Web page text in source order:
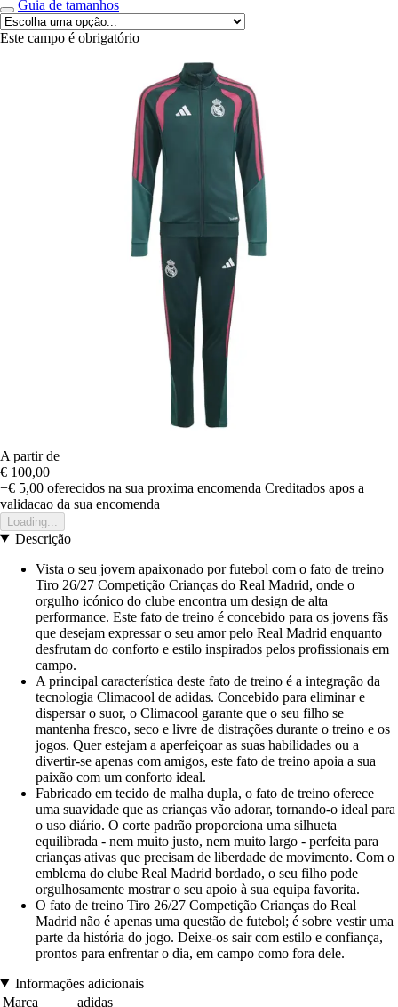
Guia de tamanhos
Este campo é obrigatório
A partir de
€ 100,00
+€ 5,00 oferecidos na sua proxima encomenda Creditados apos a
validacao da sua encomenda
Loading...
Descrição
Vista o seu jovem apaixonado por futebol com o fato de treino
Tiro 26/27 Competição Crianças do Real Madrid, onde o
orgulho icónico do clube encontra um design de alta
performance. Este fato de treino é concebido para os jovens fãs
que desejam expressar o seu amor pelo Real Madrid enquanto
desfrutam do conforto e estilo inspirados pelos profissionais em
campo.
A principal característica deste fato de treino é a integração da
tecnologia Climacool de adidas. Concebido para eliminar e
dispersar o suor, o Climacool garante que o seu filho se
mantenha fresco, seco e livre de distrações durante o treino e os
jogos. Quer estejam a aperfeiçoar as suas habilidades ou a
divertir-se apenas com amigos, este fato de treino apoia a sua
paixão com um conforto ideal.
Fabricado em tecido de malha dupla, o fato de treino oferece
uma suavidade que as crianças vão adorar, tornando-o ideal para
o uso diário. O corte padrão proporciona uma silhueta
equilibrada - nem muito justo, nem muito largo - perfeita para
crianças ativas que precisam de liberdade de movimento. Com o
emblema do clube Real Madrid bordado, o seu filho pode
orgulhosamente mostrar o seu apoio à sua equipa favorita.
O fato de treino Tiro 26/27 Competição Crianças do Real
Madrid não é apenas uma questão de futebol; é sobre vestir uma
parte da história do jogo. Deixe-os sair com estilo e confiança,
prontos para enfrentar o dia, em campo como fora dele.
Informações adicionais
Marca
adidas